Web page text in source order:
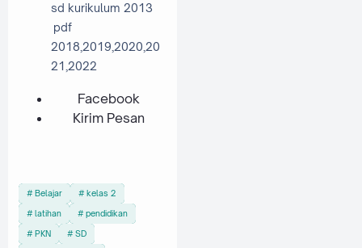
sd kurikulum 2013
pdf
2018,2019,2020,20
21,2022
Facebook
Kirim Pesan
Belajar kelas 2
latihan pendidikan
PKN SD